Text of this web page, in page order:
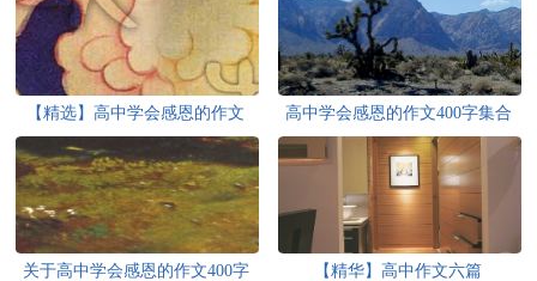
【精选】高中学会感恩的作文
600字三篇
高中学会感恩的作文400字集合
八篇
关于高中学会感恩的作文400字
【精华】高中作文六篇